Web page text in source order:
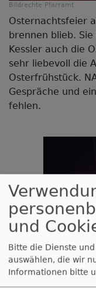
Bildrechte Pfarramt
Osternachtsfeier
brennen blieb.
Kessler auch die
sehr liebevoll die
Osterfrühstück.
Gespräche und
fehlen.
und
Bitte die Dienste
auswählen, die wir
Informationen bitte